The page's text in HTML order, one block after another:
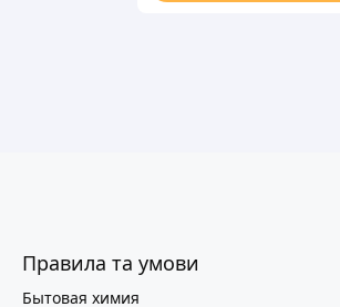
Правила та умови
Бытовая химия